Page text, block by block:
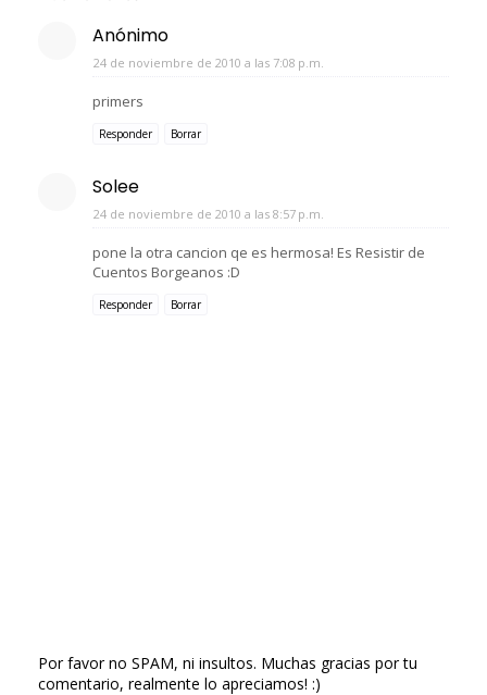
Anónimo
24 de noviembre de 2010 a las 7:08 p.m.
primers
Responder Borrar
Solee
24 de noviembre de 2010 a las 8:57 p.m.
pone la otra cancion qe es hermosa! Es Resistir de
Cuentos Borgeanos :D
Responder Borrar
Por favor no SPAM, ni insultos. Muchas gracias por tu
comentario, realmente lo apreciamos! :)